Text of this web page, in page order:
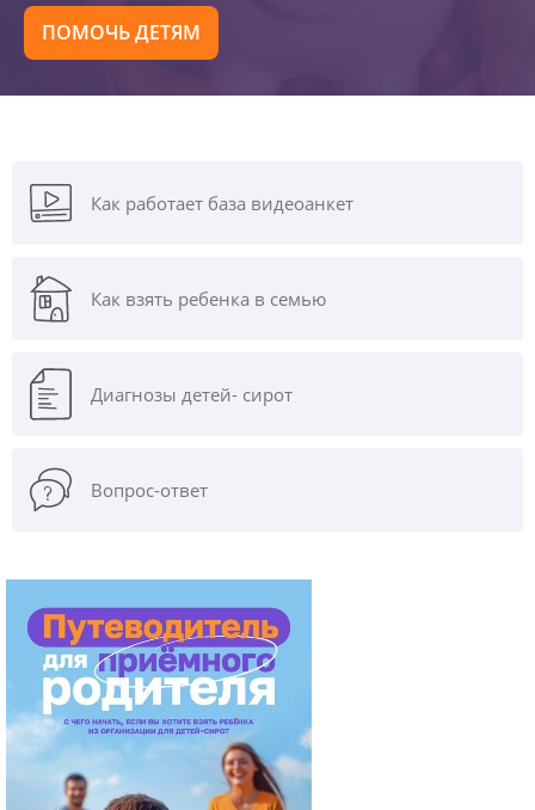
ПОМОЧЬ ДЕТЯМ
Как работает база видеоанкет
Как взять ребенка в семью
Диагнозы детей- сирот
Вопрос-ответ